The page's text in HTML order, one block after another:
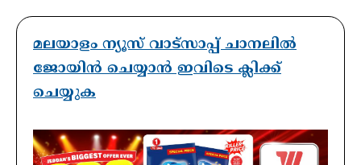
മലയാളം ന്യൂസ് വാട്സാപ്പ് ചാനലിൽ
ജോയിൻ ചെയ്യാൻ ഇവിടെ ക്ലിക്ക്
ചെയ്യുക